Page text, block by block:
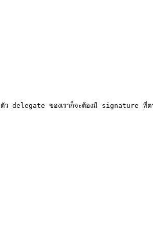
ว delegate ของเราก็จะต้องมี signature ที่ตร